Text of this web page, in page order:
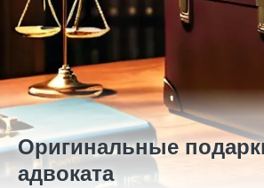
Оригинальные
адвоката